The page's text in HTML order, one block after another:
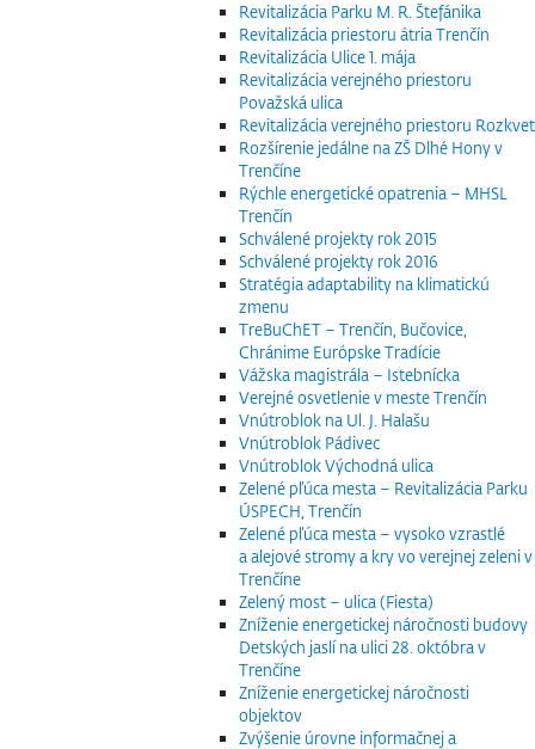
Revitalizácia Parku M. R. Štefánika
Revitalizácia priestoru átria Trenčín
Revitalizácia Ulice 1. mája
Revitalizácia verejného priestoru
Považská ulica
Revitalizácia verejného priestoru Rozkvet
Rozšírenie jedálne na ZŠ Dlhé Hony v
Trenčíne
Rýchle energetické opatrenia – MHSL
Trenčín
Schválené projekty rok 2015
Schválené projekty rok 2016
Stratégia adaptability na klimatickú
zmenu
TreBuChET – Trenčín, Bučovice,
Chránime Európske Tradície
Vážska magistrála – Istebnícka
Verejné osvetlenie v meste Trenčín
Vnútroblok na Ul. J. Halašu
Vnútroblok Pádivec
Vnútroblok Východná ulica
Zelené pľúca mesta – Revitalizácia Parku
ÚSPECH, Trenčín
Zelené pľúca mesta – vysoko vzrastlé
a alejové stromy a kry vo verejnej zeleni v
Trenčíne
Zelený most – ulica (Fiesta)
Zníženie energetickej náročnosti budovy
Detských jaslí na ulici 28. októbra v
Trenčíne
Zníženie energetickej náročnosti
objektov
Zvýšenie úrovne informačnej a